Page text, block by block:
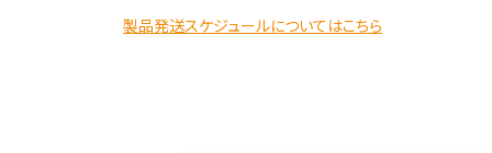
製品発送スケジュールについてはこちら